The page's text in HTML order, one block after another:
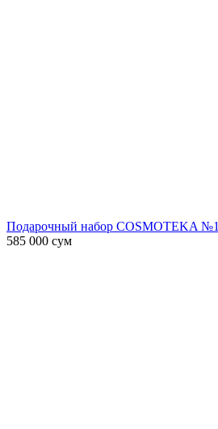
Подарочный набор COSMOTEKA №1
585 000 сум